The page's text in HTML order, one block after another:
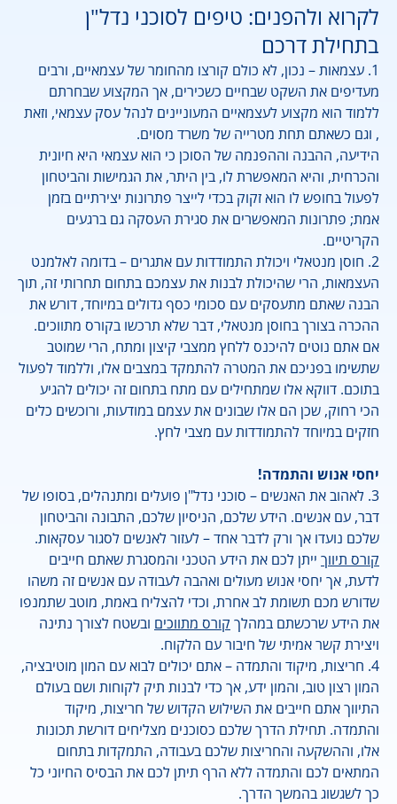
לקרוא ולהפנים: טיפים לסוכני נדל"ן
בתחילת דרכם
1. עצמאות – נכון, לא כולם קורצו מהחומר של עצמאיים, ורבים
מעדיפים את השקט שבחיים כשכירים, אך המקצוע שבחרתם
ללמוד הוא מקצוע לעצמאיים המעוניינים לנהל עסק עצמאי, וזאת
, וגם כשאתם תחת מטרייה של משרד מסוים.
הידיעה, ההבנה וההפנמה של הסוכן כי הוא עצמאי היא חיונית
והכרחית, והיא המאפשרת לו, בין היתר, את הגמישות והביטחון
לפעול בחופש לו הוא זקוק בכדי לייצר פתרונות יצירתיים בזמן
אמת; פתרונות המאפשרים את סגירת העסקה גם ברגעים
הקריטיים.
2. חוסן מנטאלי ויכולת התמודדות עם אתגרים – בדומה לאלמנט
העצמאות, הרי שהיכולת לבנות את עצמכם בתחום תחרותי זה, תוך
הבנה שאתם מתעסקים עם סכומי כסף גדולים במיוחד, דורש את
ההכרה בצורך בחוסן מנטאלי, דבר שלא תרכשו בקורס מתווכים.
אם אתם נוטים להיכנס ללחץ ממצבי קיצון ומתח, הרי שמוטב
שתשימו בפניכם את המטרה להתמקד במצבים אלו, וללמוד לפעול
בתוכם. דווקא אלו שמתחילים עם מתח בתחום זה יכולים להגיע
הכי רחוק, שכן הם אלו שבונים את עצמם במודעות, ורוכשים כלים
חזקים במיוחד להתמודדות עם מצבי לחץ.
יחסי אנוש והתמדה!
3. לאהוב את האנשים – סוכני נדל"ן פועלים ומתנהלים, בסופו של
דבר, עם אנשים. הידע שלכם, הניסיון שלכם, התבונה והביטחון
שלכם נועדו אך ורק לדבר אחד – לעזור לאנשים לסגור עסקאות.
קורס תיווך ייתן לכם את הידע הטכני והמסגרת שאתם חייבים
לדעת, אך יחסי אנוש מעולים ואהבה לעבודה עם אנשים זה משהו
שדורש מכם תשומת לב אחרת, וכדי להצליח באמת, מוטב שתמנפו
את הידע שרכשתם במהלך קורס מתווכים ובשטח לצורך נתינה
ויצירת קשר אמיתי של חיבור עם הלקוח.
4. חריצות, מיקוד והתמדה – אתם יכולים לבוא עם המון מוטיבציה,
המון רצון טוב, והמון ידע, אך כדי לבנות תיק לקוחות ושם בעולם
התיווך אתם חייבים את השילוש הקדוש של חריצות, מיקוד
והתמדה. תחילת הדרך שלכם כסוכנים מצליחים דורשת תכונות
אלו, וההשקעה והחריצות שלכם בעבודה, התמקדות בתחום
המתאים לכם והתמדה ללא הרף תיתן לכם את הבסיס החיוני כל
כך לשגשוג בהמשך הדרך.